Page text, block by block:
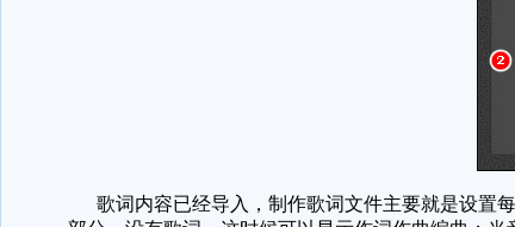
歌词内容已经导入，制作歌词文件主要就是设置